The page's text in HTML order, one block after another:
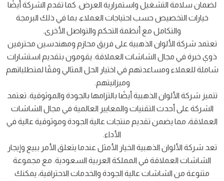
لضمان سلامة التشغيل واستمرارية العرض. كما تقدم الشركة أيضًا
خيارات التخصيص حسب احتياجات العملاء، بما في ذلك البرمجة
والتكامل مع أنظمة التحكم والتواصل الأخرى.
تعتمد شركة الألوان الذهبية على فريق محازم ومهندسين محترفين
ذوي خبرة في مجال الشاشات العملاقة. يقومون بتقديم استشارات
شاملة للعملاء ومساعدتهم في اختيار الحل المثالي وفقًا لمتطلباتهم
وميزانيتهم.
تتميز شركة الألوان الذهبية أيضًا بالتزامها بالجودة والموثوقية. تعتمد
الشركة على أحدث التقنيات والمعايير العالمية في مجال الشاشات
العملاقة، مما يضمن تقديم منتجات عالية الجودة وموثوقية عالية في
الأداء.
تعد شركة الألوان الذهبية الخيار الأمثل عندما يتعلق الأمر ببيع وإيجار
الشاشات العملاقة في المملكة العربية السعودية. مع مجموعة
متنوعة من الشاشات عالية الجودة والخدمات الاحترافية، يمكنك